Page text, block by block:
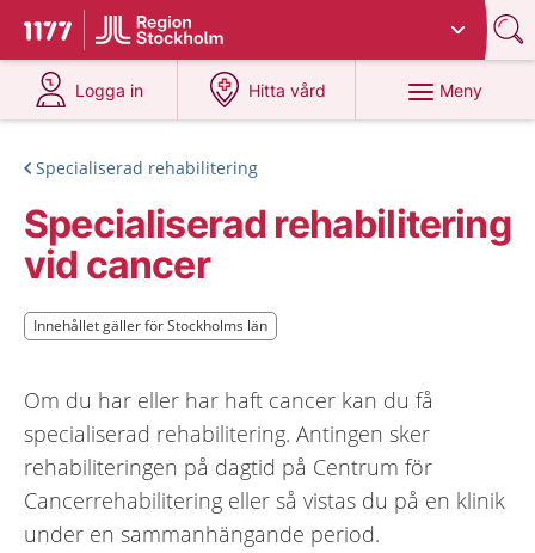
Till startsidan för 1177
Du har valt region
Logga in
på 1177.se
Hitta vård
på 1177.se
Meny
Specialiserad rehabilitering
Specialiserad rehabilitering
vid cancer
Innehållet gäller för Stockholms län
Innehållet gäller för Stockholms län
Om du har eller har haft cancer kan du få
specialiserad rehabilitering. Antingen sker
rehabiliteringen på dagtid på Centrum för
Cancerrehabilitering eller så vistas du på en klinik
under en sammanhängande period.